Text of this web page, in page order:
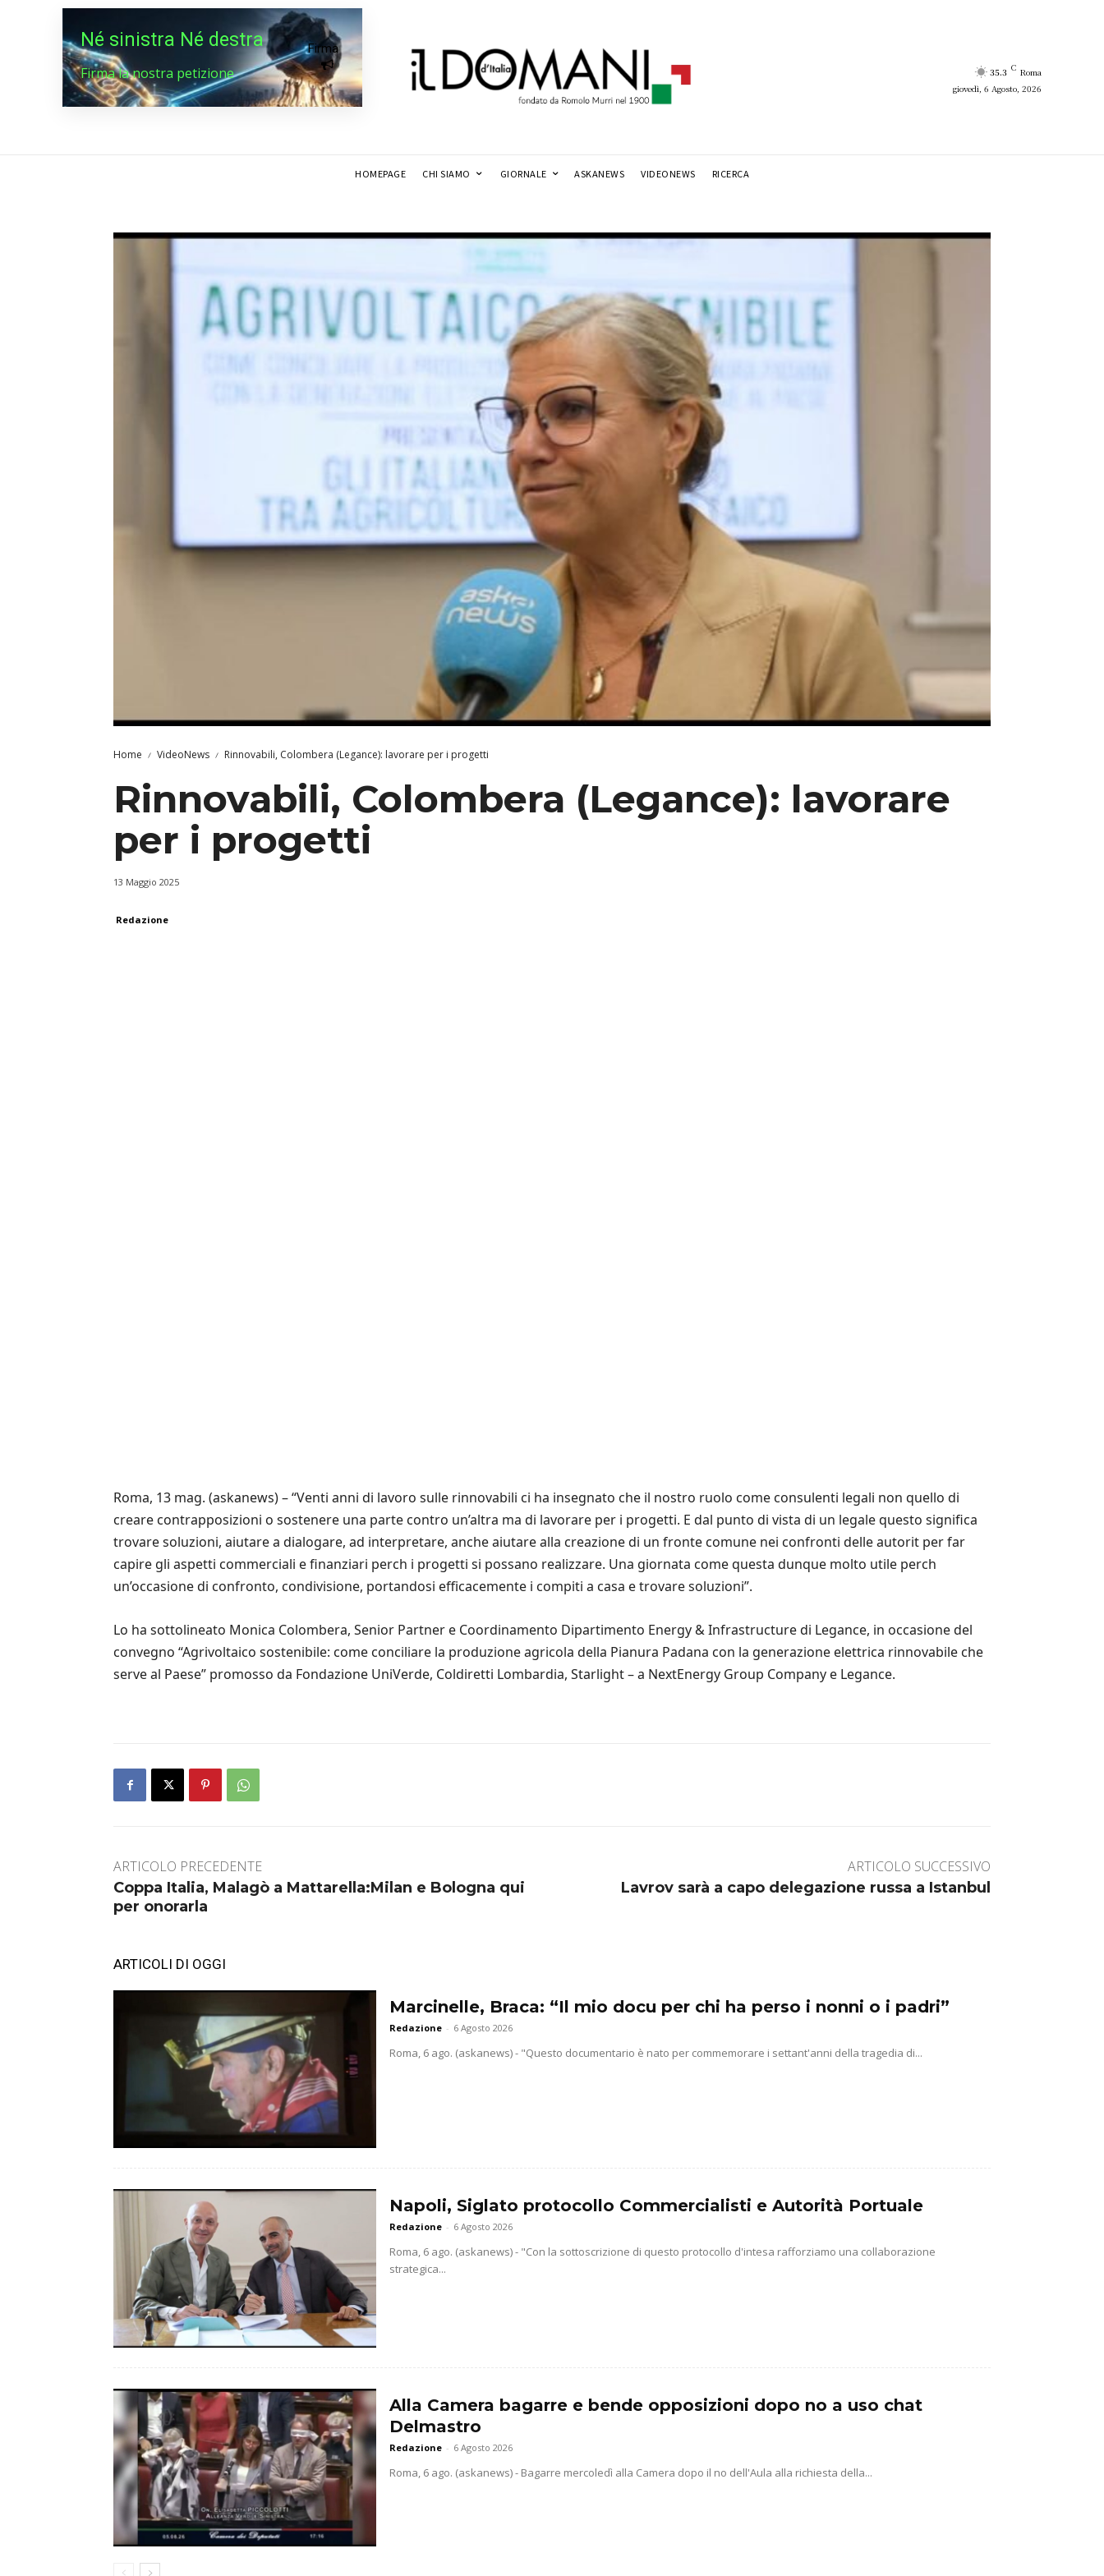
Né sinistra Né destra
Firma la nostra petizione
Firma
35.3 C Roma
giovedì, 6 Agosto, 2026
HOMEPAGE CHI SIAMO GIORNALE ASKANEWS VIDEONEWS RICERCA
Home VideoNews Rinnovabili, Colombera (Legance): lavorare per i progetti
Rinnovabili, Colombera (Legance): lavorare
per i progetti
13 Maggio 2025
Redazione
Roma, 13 mag. (askanews) – “Venti anni di lavoro sulle rinnovabili ci ha insegnato che il nostro ruolo come consulenti legali non quello di
creare contrapposizioni o sostenere una parte contro un’altra ma di lavorare per i progetti. E dal punto di vista di un legale questo significa
trovare soluzioni, aiutare a dialogare, ad interpretare, anche aiutare alla creazione di un fronte comune nei confronti delle autorit per far
capire gli aspetti commerciali e finanziari perch i progetti si possano realizzare. Una giornata come questa dunque molto utile perch
un’occasione di confronto, condivisione, portandosi efficacemente i compiti a casa e trovare soluzioni”.
Lo ha sottolineato Monica Colombera, Senior Partner e Coordinamento Dipartimento Energy & Infrastructure di Legance, in occasione del
convegno “Agrivoltaico sostenibile: come conciliare la produzione agricola della Pianura Padana con la generazione elettrica rinnovabile che
serve al Paese” promosso da Fondazione UniVerde, Coldiretti Lombardia, Starlight – a NextEnergy Group Company e Legance.
ARTICOLO PRECEDENTE
Coppa Italia, Malagò a Mattarella:Milan e Bologna qui
per onorarla
ARTICOLO SUCCESSIVO
Lavrov sarà a capo delegazione russa a Istanbul
ARTICOLI DI OGGI
Marcinelle, Braca: “Il mio docu per chi ha perso i nonni o i padri”
Redazione - 6 Agosto 2026
Roma, 6 ago. (askanews) - "Questo documentario è nato per commemorare i settant'anni della tragedia di...
Napoli, Siglato protocollo Commercialisti e Autorità Portuale
Redazione - 6 Agosto 2026
Roma, 6 ago. (askanews) - "Con la sottoscrizione di questo protocollo d'intesa rafforziamo una collaborazione
strategica...
Alla Camera bagarre e bende opposizioni dopo no a uso chat
Delmastro
Redazione - 6 Agosto 2026
Roma, 6 ago. (askanews) - Bagarre mercoledì alla Camera dopo il no dell'Aula alla richiesta della...